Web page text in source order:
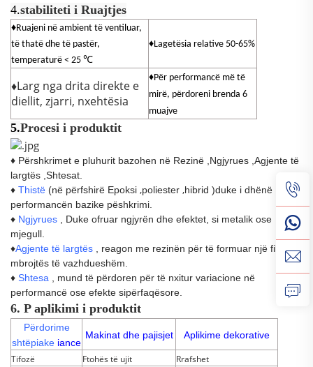
4.stabiliteti i Ruajtjes
♦Ruajeni në ambient të ventiluar,
të thatë dhe të pastër,
temperaturë < 25 ℃
♦Lagetësia relative 50-65%
♦Larg nga drita direkte e
diellit, zjarri, nxehtësia
♦Për performancë më të
mirë, përdoreni brenda 6
muajve
5.Procesi i produktit
♦ Përshkrimet e pluhurit bazohen në Rezinë Ngjyrues Agjente të
largtës Shtesat.
♦ Thistë (në përfshirë Epoksi ,poliester ,hibrid )duke i dhënë
performancën bazike pëshkrimi.
♦ Ngjyrues
, Duke ofruar ngjyrën dhe efektet, si metalik ose
mjegull.
♦Agjente të largtës
, reagon me rezinën për të formuar një film
mbrojtës të vazhdueshëm.
♦ Shtesa
, mund të përdoren për të nxitur variacione në
performancë ose efekte sipërfaqësore.
6. P aplikimi i produktit
Përdorime
shtëpiake iance
Makinat dhe pajisjet Aplikime dekorative
Tifozë Ftohës të ujit
Rrafshet